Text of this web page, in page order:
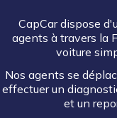
CapCar dispose
agents à travers la
voiture
Nos agents se
effectuer un
et un